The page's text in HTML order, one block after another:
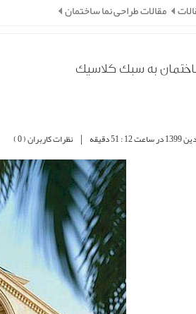
مقالات طراحی نما ساختمان
به سبک کلاسیک
| نظرات کاربران ( 0 )